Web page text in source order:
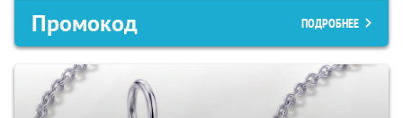
Промокод ПОДРОБНЕЕ